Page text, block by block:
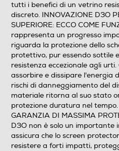
tutti i benefici di un vetrino
discreto. INNOVAZIONE D3O
SUPERIORE: ECCO COME
rappresenta un progresso
riguarda la protezione dello
protettivo, pur essendo sottile
resistenza eccezionale agli
assorbire e dissipare l'energia
rischi di danneggiamento del
materiale ritorna al suo stato
protezione duratura nel tempo.
GARANZIA DI MASSIMA
D3O non è solo un importante
assicura che lo screen
resistere a forti impatti,